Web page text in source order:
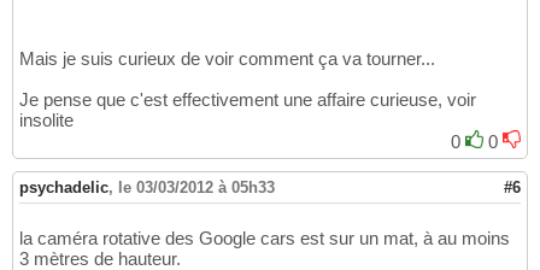
Mais je suis curieux de voir comment ça va tourner...
Je pense que c'est effectivement une affaire curieuse, voir
insolite
0
0
psychadelic, le 03/03/2012 à 05h33 #6
la caméra rotative des Google cars est sur un mat, à au moins
3 mètres de hauteur.